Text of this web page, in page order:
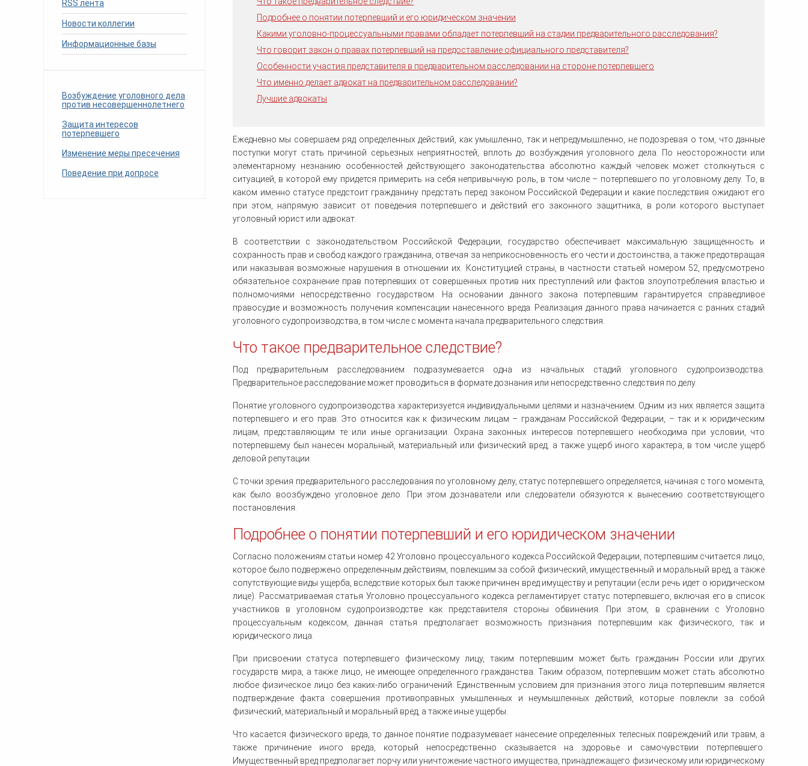
Защита на предварительном
уголовного дела
Обжалование приговора
Кассация
Помощь по уголовным делам
Участие адвоката в суде
Взыскание по кредитному
Возврат имущества
Розыск имущества должника
Уголовный адвокат по ДТП
Сокращение штата
Споры по отпускам
Составление брачного договора
Установление факта родственных
отношений
Усыновление
Оформление наследства
Признание завещания
Снос пятиэтажек
Судебные споры
Права собственности
участками
Споры о границе земельного
участка
Миграционное право
Гражданство
Проверка юридической чистоты
недвижимости
Неимущественные права
Защита чести и достоинства
Оспаривание сделок
ОСАГО
Для юридических лиц
Представительство в суде
юридическим лицам
Признание торгов
недействительными
Кадровый аудит организации
Профессиональные налоговые
вычеты
Стандартные налоговые вычеты
Сопровождение бизнеса
Защита в контролирующих
Юридическая экспертиза
договоров юристом
Ликвидация предприятий
Споры по строительному подряду
Споры со страховыми
Таможенный адвокат
Урегулирование споров в
Московский областной суд
Районные суды
Конституционный Суд РФ
RSS лента
Новости коллегии
Информационные базы
Возбуждение уголовного дела
против несовершеннолетнего
Защита интересов
потерпевшего
Изменение меры пресечения
Поведение при допросе
Подробнее о понятии потерпевший и его юридическом значении
Какими уголовно-процессуальными правами обладает потерпевший на стадии предварительного расследования?
Что говорит закон о правах потерпевший на предоставление официального представителя?
Особенности участия представителя в предварительном расследовании на стороне потерпевшего
Что именно делает адвокат на предварительном расследовании?
Лучшие адвокаты
Ежедневно мы совершаем ряд определенных действий, как умышленно, так и непредумышленно, не подозревая о том, что данные
поступки могут стать причиной серьезных неприятностей, вплоть до возбуждения уголовного дела. По неосторожности или
элементарному незнанию особенностей действующего законодательства абсолютно каждый человек может столкнуться с
ситуацией, в которой ему придется примерить на себя непривычную роль, в том числе – потерпевшего по уголовному делу. То, в
каком именно статусе предстоит гражданину предстать перед законом Российской Федерации и какие последствия ожидают его
при этом, напрямую зависит от поведения потерпевшего и действий его законного защитника, в роли которого выступает
уголовный юрист или адвокат.
В соответствии с законодательством Российской Федерации, государство обеспечивает максимальную защищенность и
сохранность прав и свобод каждого гражданина, отвечая за неприкосновенность его чести и достоинства, а также предотвращая
или наказывая возможные нарушения в отношении их. Конституцией страны, в частности статьей номером 52, предусмотрено
обязательное сохранение прав потерпевших от совершенных против них преступлений или фактов злоупотребления властью и
полномочиями непосредственно государством. На основании данного закона потерпевшим гарантируется справедливое
правосудие и возможность получения компенсации нанесенного вреда. Реализация данного права начинается с ранних стадий
уголовного судопроизводства, в том числе с момента начала предварительного следствия.
Что такое предварительное следствие?
Под предварительным расследованием подразумевается одна из начальных стадий уголовного судопроизводства.
Предварительное расследование может проводиться в формате дознания или непосредственно следствия по делу.
Понятие уголовного судопроизводства характеризуется индивидуальными целями и назначением. Одним из них является защита
потерпевшего и его прав. Это относится как к физическим лицам – гражданам Российской Федерации, – так и к юридическим
лицам, представляющим те или иные организации. Охрана законных интересов потерпевшего необходима при условии, что
потерпевшему был нанесен моральный, материальный или физический вред, а также ущерб иного характера, в том числе ущерб
деловой репутации.
С точки зрения предварительного расследования по уголовному делу, статус потерпевшего определяется, начиная с того момента,
как было воозбуждено уголовное дело. При этом дознаватели или следователи обязуются к вынесению соответствующего
постановления.
Подробнее о понятии потерпевший и его юридическом значении
Согласно положениям статьи номер 42 Уголовно процессуального кодекса Российской Федерации, потерпевшим считается лицо,
которое было подвержено определенным действиям, повлекшим за собой физический, имущественный и моральный вред, а также
сопутствующие виды ущерба, вследствие которых был также причинен вред имуществу и репутации (если речь идет о юридическом
лице). Рассматриваемая статья Уголовно процессуального кодекса регламентирует статус потерпевшего, включая его в список
участников в уголовном судопроизводстве как представителя стороны обвинения. При этом, в сравнении с Уголовно
процессуальным кодексом, данная статья предполагает возможность признания потерпевшим как физического, так и
юридического лица.
При присвоении статуса потерпевшего физическому лицу, таким потерпевшим может быть гражданин России или других
государств мира, а также лицо, не имеющее определенного гражданства. Таким образом, потерпевшим может стать абсолютно
любое физическое лицо без каких-либо ограничений. Единственным условием для признания этого лица потерпевшим является
подтверждение факта совершения противоправных умышленных и неумышленных действий, которые повлекли за собой
физический, материальный и моральный вред, а также иные ущербы.
Что касается физического вреда, то данное понятие подразумевает нанесение определенных телесных повреждений или травм, а
также причинение иного вреда, который непосредственно сказывается на здоровье и самочувствии потерпевшего.
Имущественный вред предполагает порчу или уничтожение частного имущества, принадлежащего физическому или юридическому